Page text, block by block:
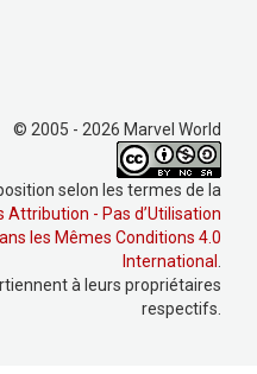
© 2005 - 2026 Marvel World
selon les termes de la
Attribution - Pas d’Utilisation
les Mêmes Conditions 4.0
International .
à leurs propriétaires
respectifs.